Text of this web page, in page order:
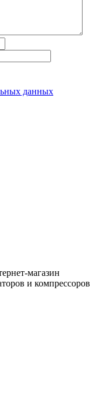
данных
магазин
и компрессоров